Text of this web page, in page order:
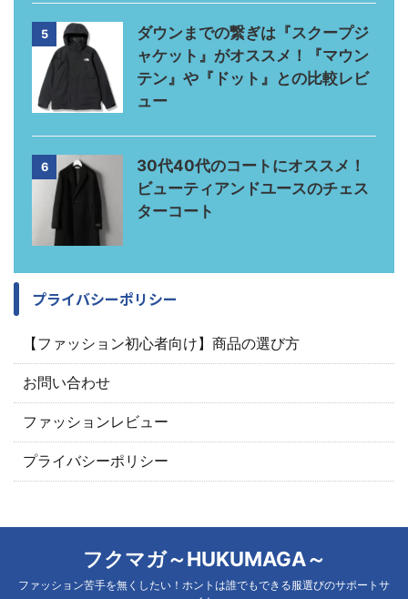
5
ダウンまでの繋ぎは『スクープジ
ャケット』がオススメ！『マウン
テン』や『ドット』との比較レビ
ュー
6
30代40代のコートにオススメ！
ビューティアンドユースのチェス
ターコート
プライバシーポリシー
【ファッション初心者向け】商品の選び方
お問い合わせ
ファッションレビュー
プライバシーポリシー
フクマガ～HUKUMAGA～
ファッション苦手を無くしたい！ホントは誰でもできる服選びのサポートサ